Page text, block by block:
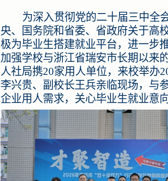
为深入贯彻党的二十届三中全
央、国务院和省委、省政府关于高
极为毕业生搭建就业平台，进一步
加强学校与浙江省瑞安市长期以来
人社局携20家用人单位，来校举办
李兴贵、副校长王兵亲临现场，与
企业用人需求，关心毕业生就业意